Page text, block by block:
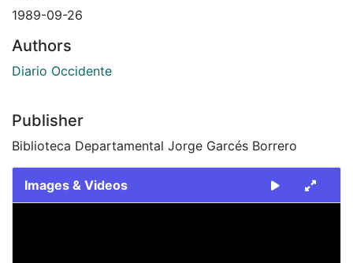
1989-09-26
Authors
Diario Occidente
Publisher
Biblioteca Departamental Jorge Garcés Borrero
Images & Videos